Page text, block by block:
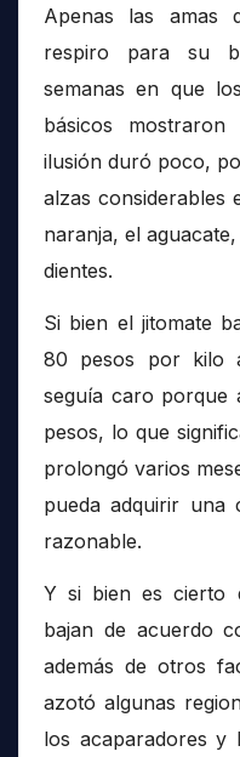
Apenas las amas
respiro para su
semanas en que
básicos
ilusión duró poco,
alzas considerables
naranja, el
dientes.
Si bien el jitomate
80 pesos por kilo
seguía caro porque
pesos, lo que
prolongó varios
pueda adquirir una
razonable.
Y si bien es cierto
bajan de acuerdo
además de otros
azotó algunas
los acaparadores y